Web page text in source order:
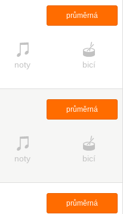
průměrná
noty bicí
průměrná
noty bicí
průměrná